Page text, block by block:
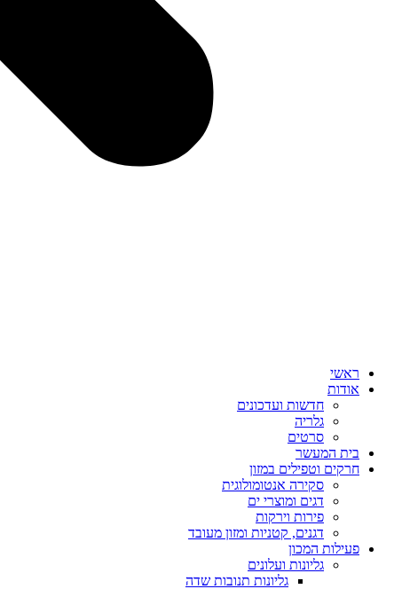
ראשי
אודות
חדשות ועדכונים
גלריה
סרטים
בית המעשר
חרקים וטפילים במזון
סקירה אנטומולוגית
דגים ומוצרי ים
פירות וירקות
דגנים, קטניות ומזון מעובד
פעילות המכון
גליונות ועלונים
גליונות תנובות שדה